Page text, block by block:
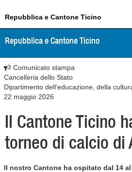
Repubblica e Cantone Ticino
Repubblica e Cantone Ticino
Comunicato stampa
Cancelleria dello Stato
Dipartimento dell'educazione, della
22 maggio 2026
Il Cantone Ticino
torneo di calcio di
Il nostro Cantone ha ospitato dal 14 al